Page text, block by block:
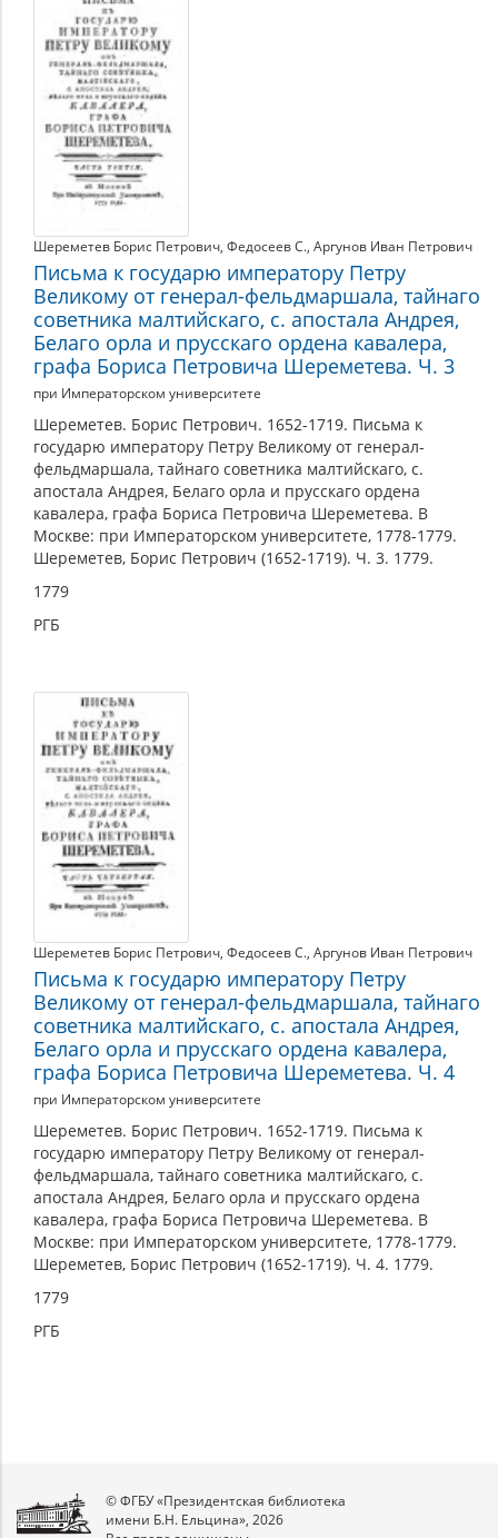
Шереметев Борис Петрович, Федосеев С., Аргунов Иван Петрович
Письма к государю императору Петру
Великому от генерал-фельдмаршала, тайнаго
советника малтийскаго, с. апостала Андрея,
Белаго орла и прусскаго ордена кавалера,
графа Бориса Петровича Шереметева. Ч. 3
при Императорском университете
Шереметев. Борис Петрович. 1652-1719. Письма к
государю императору Петру Великому от генерал-
фельдмаршала, тайнаго советника малтийскаго, с.
апостала Андрея, Белаго орла и прусскаго ордена
кавалера, графа Бориса Петровича Шереметева. В
Москве: при Императорском университете, 1778-1779.
Шереметев, Борис Петрович (1652-1719). Ч. 3. 1779.
1779
РГБ
Шереметев Борис Петрович, Федосеев С., Аргунов Иван Петрович
Письма к государю императору Петру
Великому от генерал-фельдмаршала, тайнаго
советника малтийскаго, с. апостала Андрея,
Белаго орла и прусскаго ордена кавалера,
графа Бориса Петровича Шереметева. Ч. 4
при Императорском университете
Шереметев. Борис Петрович. 1652-1719. Письма к
государю императору Петру Великому от генерал-
фельдмаршала, тайнаго советника малтийскаго, с.
апостала Андрея, Белаго орла и прусскаго ордена
кавалера, графа Бориса Петровича Шереметева. В
Москве: при Императорском университете, 1778-1779.
Шереметев, Борис Петрович (1652-1719). Ч. 4. 1779.
1779
РГБ
© ФГБУ «Президентская библиотека
имени Б.Н. Ельцина», 2026